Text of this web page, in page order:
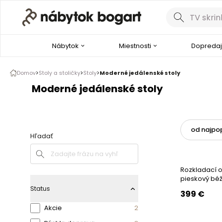
Nábytok Miestnosti
Domov Stoly a stoličky Stoly Moderné jedálenské stoly
Moderné jedálenské stoly
Hľadať
Hľadať
Status
Akcie
2
Zoradiť
Rozkladací
pieskový
399 €